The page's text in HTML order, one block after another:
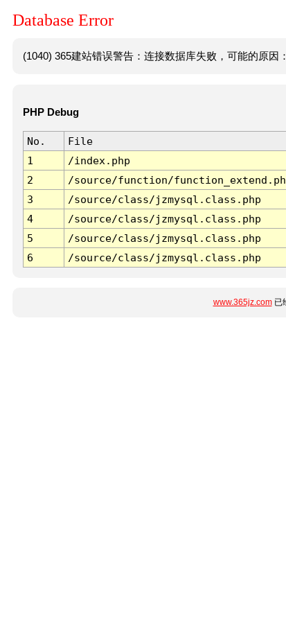
Database Error
(1040) 365建站错误警告：连接数据库失败，可能的原因
PHP Debug
No. File
1
/index.php
2
/source/function/
3
/source/class/jzmysql.class.php
4
/source/class/jzmysql.class.php
5
/source/class/jzmysql.class.php
6
/source/class/jzmysql.class.php
www.365jz.com已